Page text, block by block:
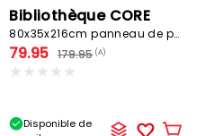
Bibliothèque CORE
80x35x216cm panneau de particules
79.95 179.95 (A)
Disponible de